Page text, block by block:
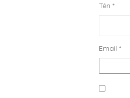
Tên *
Email *